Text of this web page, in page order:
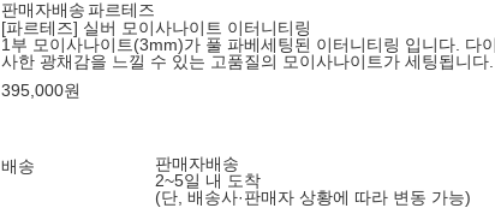
판매자배송파르테즈
[파르테즈] 실버 모이사나이트 이터니티링
1부 모이사나이트(3mm)가 풀 파베세팅된 이터니티링 입니다. 다
사한 광채감을 느낄 수 있는 고품질의 모이사나이트가 세팅됩니다.
395,000원
배송
판매자배송
2~5일 내 도착
(단, 배송사·판매자 상황에 따라 변동 가능)